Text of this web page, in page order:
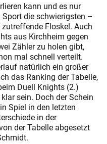
kann und es nur
die schwierigsten –
Floskel. Auch
aus Kirchheim gegen
Zähler zu holen gibt,
mal schnell verteilt.
natürlich ein großer
das Ranking der Tabelle,
Duell Knights (2.)
sein. Doch der Schein
Spiel in den letzten
in der
der Tabelle abgesetzt